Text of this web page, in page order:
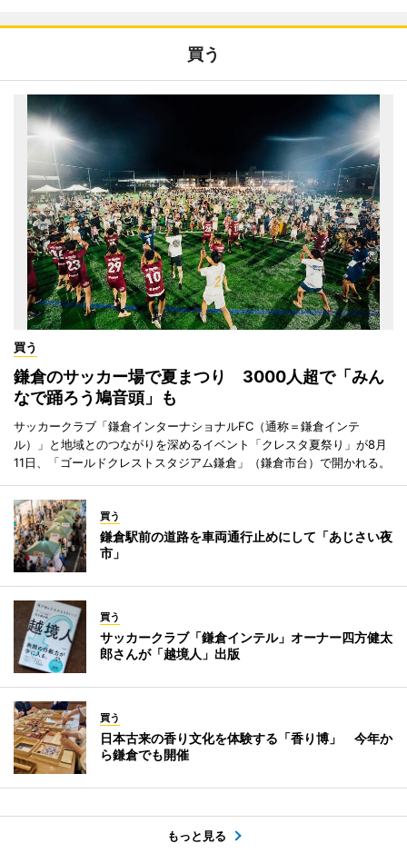
買う
買う
鎌倉のサッカー場で夏まつり 3000人超で「みん
なで踊ろう鳩音頭」も
サッカークラブ「鎌倉インターナショナルFC（通称＝鎌倉インテ
ル）」と地域とのつながりを深めるイベント「クレスタ夏祭り」が8月
11日、「ゴールドクレストスタジアム鎌倉」（鎌倉市台）で開かれる。
買う
鎌倉駅前の道路を車両通行止めにして「あじさい夜
市」
買う
サッカークラブ「鎌倉インテル」オーナー四方健太
郎さんが「越境人」出版
買う
日本古来の香り文化を体験する「香り博」 今年か
ら鎌倉でも開催
もっと見る